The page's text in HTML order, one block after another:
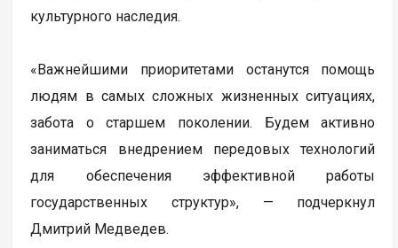
культурного наследия.
«Важнейшими приоритетами останутся помощь
людям в самых сложных жизненных ситуациях,
забота о старшем поколении. Будем активно
заниматься внедрением передовых технологий
для обеспечения эффективной работы
государственных структур», — подчеркнул
Дмитрий Медведев.